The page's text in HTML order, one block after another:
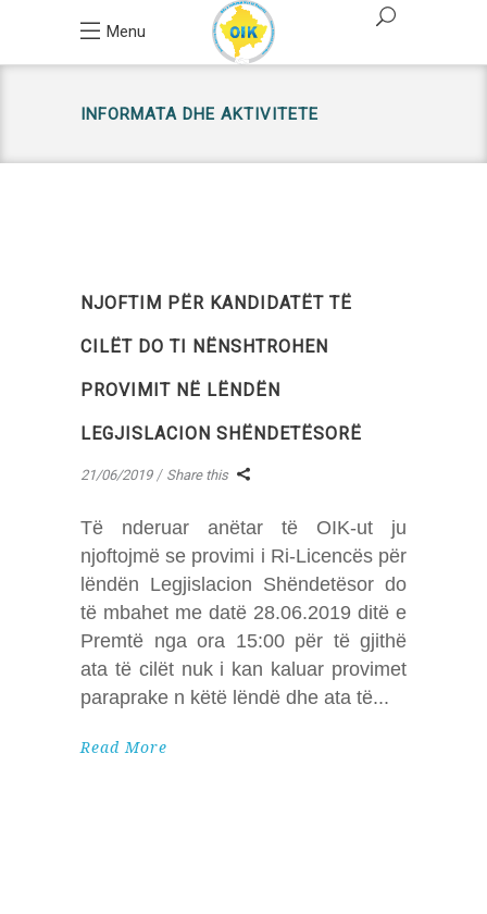
Menu
INFORMATA DHE AKTIVITETE
NJOFTIM PËR KANDIDATËT TË
CILËT DO TI NËNSHTROHEN
PROVIMIT NË LËNDËN
LEGJISLACION SHËNDETËSORË
21/06/2019 Share this
Të nderuar anëtar të OIK-ut ju
njoftojmë se provimi i Ri-Licencës për
lëndën Legjislacion Shëndetësor do
të mbahet me datë 28.06.2019 ditë e
Premtë nga ora 15:00 për të gjithë
ata të cilët nuk i kan kaluar provimet
paraprake n këtë lëndë dhe ata të
Read More